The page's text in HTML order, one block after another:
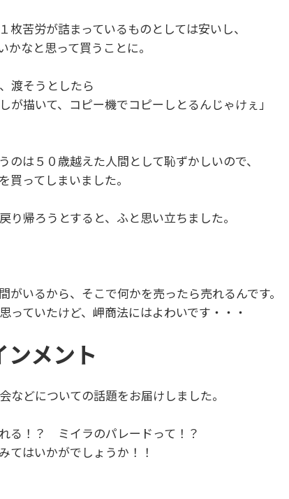
枚苦労が詰まっているものとしては安いし、
なと思って買うことに。
渡そうとしたら
が描いて、コピー機でコピーしとるんじゃけぇ」
のは５０歳越えた人間として恥ずかしいので、
買ってしまいました。
り帰ろうとすると、ふと思い立ちました。
がいるから、そこで何かを売ったら売れるんです。
っていたけど、岬商法にはよわいです・・・
ンメント
などについての話題をお届けしました。
る！？ ミイラのパレードって！？
てはいかがでしょうか！！